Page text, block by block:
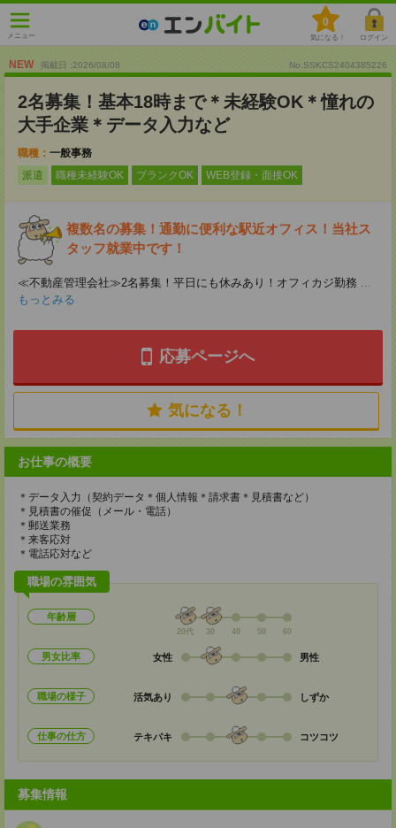
メニュー
0
気になる！ ログイン
NEW 掲載日 :2026/08/08 No.SSKCS2404385226
2名募集！基本18時まで＊未経験OK＊憧れの
大手企業＊データ入力など
職種： 一般事務
派遣
職種未経験OK ブランクOK WEB登録・面接OK
複数名の募集！通勤に便利な駅近オフィス！当社ス
タッフ就業中です！
≪不動産管理会社≫2名募集！平日にも休みあり！オフィカジ勤務 ...
もっとみる
応募ページへ
気になる！
お仕事の概要
＊データ入力（契約データ＊個人情報＊請求書＊見積書など）
＊見積書の催促（メール・電話）
＊郵送業務
＊来客応対
＊電話応対など
職場の雰囲気
年齢層
20代 30 40 50 60
男女比率 女性 男性
職場の様子 活気あり しずか
仕事の仕方 テキパキ コツコツ
募集情報